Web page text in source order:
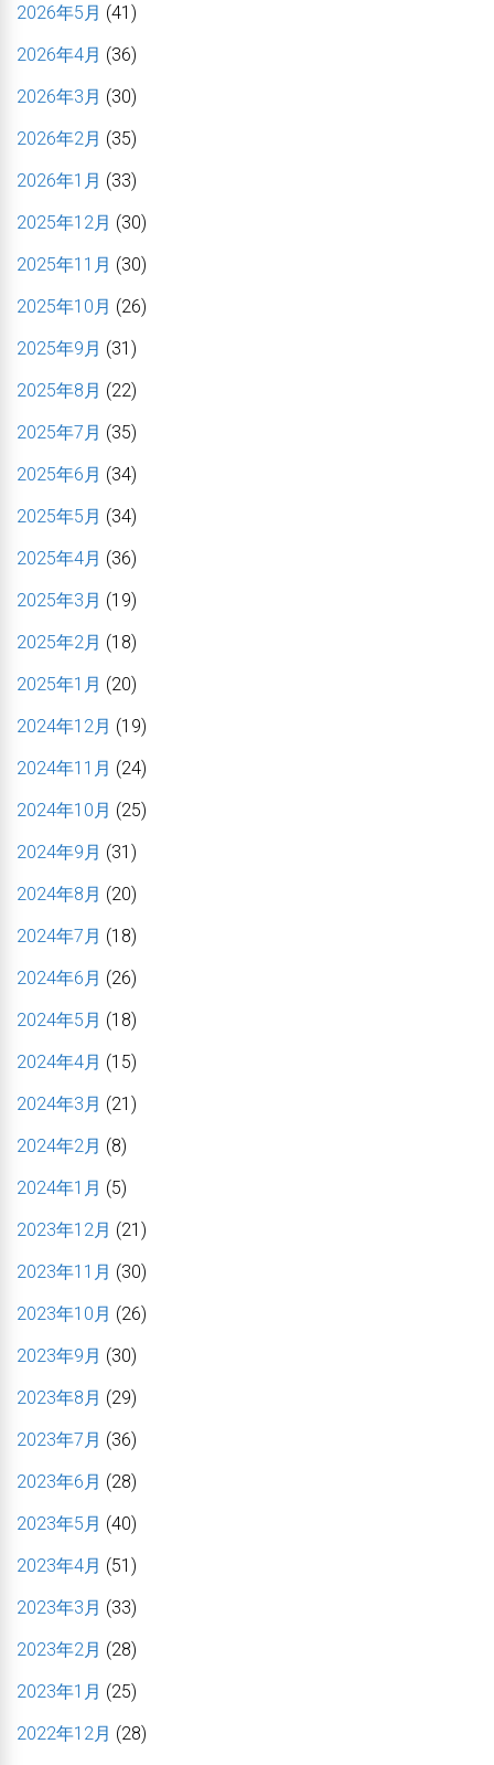
2026年5月 (41)
2026年4月 (36)
2026年3月 (30)
2026年2月 (35)
2026年1月 (33)
2025年12月 (30)
2025年11月 (30)
2025年10月 (26)
2025年9月 (31)
2025年8月 (22)
2025年7月 (35)
2025年6月 (34)
2025年5月 (34)
2025年4月 (36)
2025年3月 (19)
2025年2月 (18)
2025年1月 (20)
2024年12月 (19)
2024年11月 (24)
2024年10月 (25)
2024年9月 (31)
2024年8月 (20)
2024年7月 (18)
2024年6月 (26)
2024年5月 (18)
2024年4月 (15)
2024年3月 (21)
2024年2月 (8)
2024年1月 (5)
2023年12月 (21)
2023年11月 (30)
2023年10月 (26)
2023年9月 (30)
2023年8月 (29)
2023年7月 (36)
2023年6月 (28)
2023年5月 (40)
2023年4月 (51)
2023年3月 (33)
2023年2月 (28)
2023年1月 (25)
2022年12月 (28)